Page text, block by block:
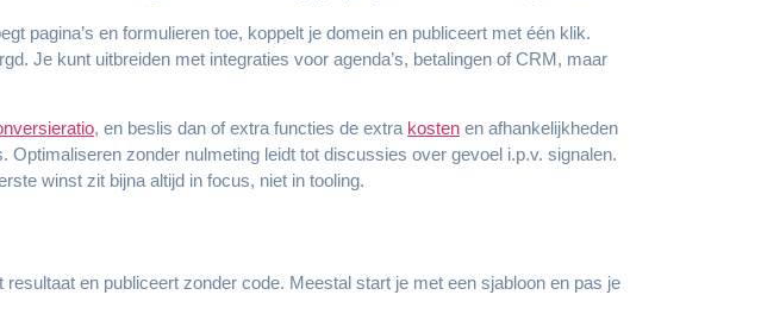
pagina’s en formulieren toe, koppelt je domein en publiceert met één klik.
Je kunt uitbreiden met integraties voor agenda’s, betalingen of CRM, maar
, en beslis dan of extra functies de extra kosten en afhankelijkheden
zonder nulmeting leidt tot discussies over gevoel i.p.v. signalen.
winst zit bijna altijd in focus, niet in tooling.
en publiceert zonder code. Meestal start je met een sjabloon en pas je